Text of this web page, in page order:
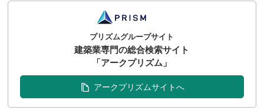
プリズムグループサイト
建築業専門の総合検索サイト
「アークプリズム」
アークプリズムサイトへ